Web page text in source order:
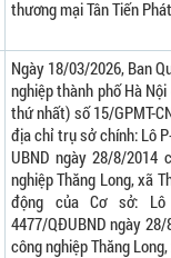
thương mại Tân Tiến Phát
Ngày 18/03/2026, Ban
nghiệp thành phố Hà
thứ nhất) số 15/GPMT-
địa chỉ trụ sở chính: Lô
UBND ngày 28/8/2014
nghiệp Thăng Long, xã
động của Cơ sở:
4477/QĐUBND ngày
công nghiệp Thăng